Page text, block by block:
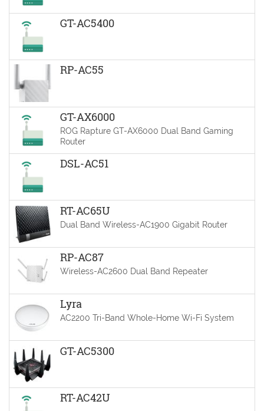
GT-AC5400
RP-AC55
GT-AX6000
ROG Rapture GT-AX6000 Dual Band Gaming
Router
DSL-AC51
RT-AC65U
Dual Band Wireless-AC1900 Gigabit Router
RP-AC87
Wireless-AC2600 Dual Band Repeater
Lyra
AC2200 Tri-Band Whole-Home Wi-Fi System
GT-AC5300
RT-AC42U